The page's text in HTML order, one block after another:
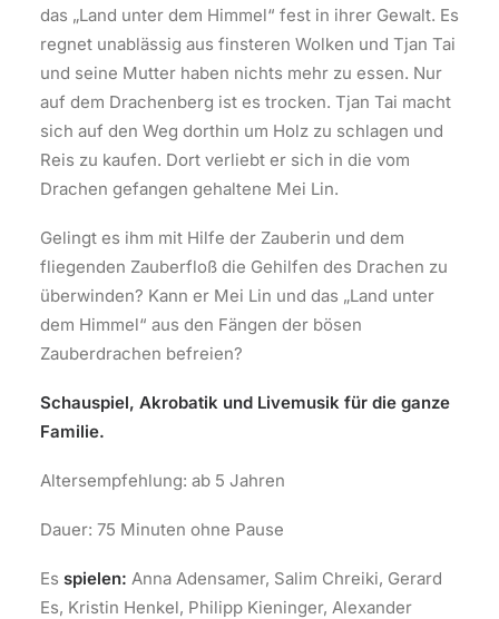
das „Land unter dem Himmel“ fest in ihrer Gewalt. Es
regnet unablässig aus finsteren Wolken und Tjan Tai
und seine Mutter haben nichts mehr zu essen. Nur
auf dem Drachenberg ist es trocken. Tjan Tai macht
sich auf den Weg dorthin um Holz zu schlagen und
Reis zu kaufen. Dort verliebt er sich in die vom
Drachen gefangen gehaltene Mei Lin.
Gelingt es ihm mit Hilfe der Zauberin und dem
fliegenden Zauberfloß die Gehilfen des Drachen zu
überwinden? Kann er Mei Lin und das „Land unter
dem Himmel“ aus den Fängen der bösen
Zauberdrachen befreien?
Schauspiel, Akrobatik und Livemusik für die ganze
Familie.
Altersempfehlung: ab 5 Jahren
Dauer: 75 Minuten ohne Pause
Es spielen: Anna Adensamer, Salim Chreiki, Gerard
Es, Kristin Henkel, Philipp Kieninger, Alexander